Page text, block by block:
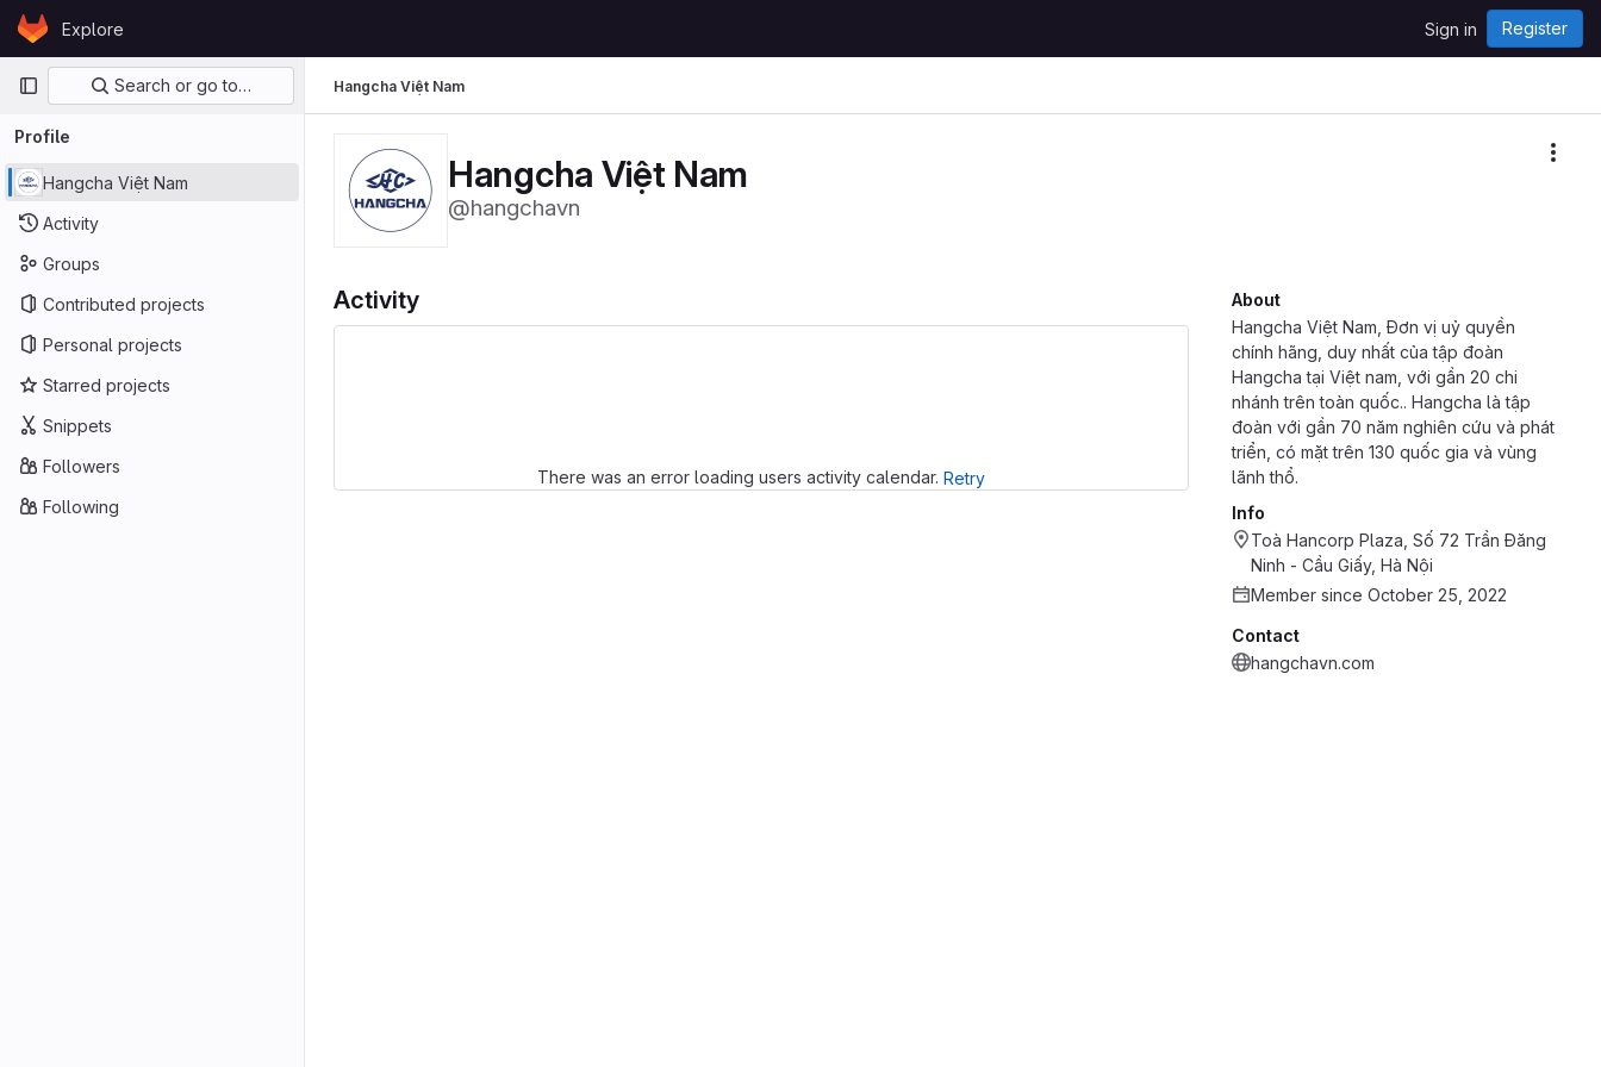
Skip to content
GitLabExplore Sign in Register
Primary navigation
Search or go to…
Profile
Hangcha Việt Nam
Activity
Groups
Contributed projects
Personal projects
Starred projects
Snippets
Followers
Following
Hangcha Việt Nam
Hangcha Việt Nam
@hangchavn
Activity
There was an error loading users activity calendar. Retry
About
Hangcha Việt Nam, Đơn vị uỷ quyền
chính hãng, duy nhất của tập đoàn
Hangcha tại Việt nam, với gần 20 chi
nhánh trên toàn quốc.. Hangcha là tập
đoàn với gần 70 năm nghiên cứu và phát
triển, có mặt trên 130 quốc gia và vùng
lãnh thổ.
Info
Toà Hancorp Plaza, Số 72 Trần Đăng
Ninh - Cầu Giấy, Hà Nội
Member since October 25, 2022
Contact
hangchavn.com